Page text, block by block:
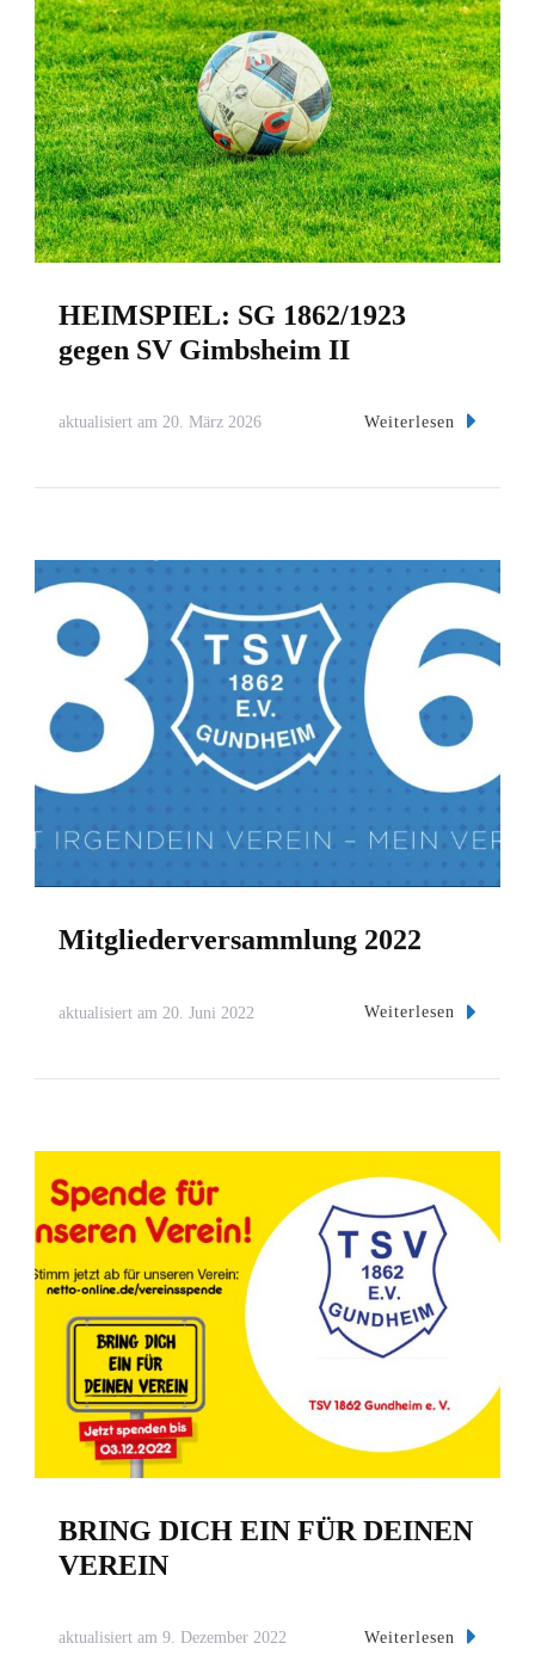
HEIMSPIEL: SG 1862/1923
gegen SV Gimbsheim II
aktualisiert am 20. März 2026 Weiterlesen
Mitgliederversammlung 2022
aktualisiert am 20. Juni 2022 Weiterlesen
BRING DICH EIN FÜR DEINEN
VEREIN
aktualisiert am 9. Dezember 2022 Weiterlesen